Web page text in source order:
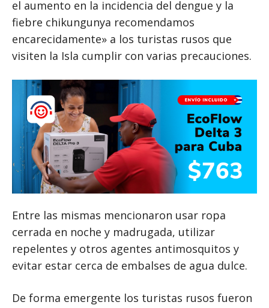
el aumento en la incidencia del dengue y la
fiebre chikungunya recomendamos
encarecidamente» a los turistas rusos que
visiten la Isla cumplir con varias precauciones.
Entre las mismas mencionaron usar ropa
cerrada en noche y madrugada, utilizar
repelentes y otros agentes antimosquitos y
evitar estar cerca de embalses de agua dulce.
De forma emergente los turistas rusos fueron